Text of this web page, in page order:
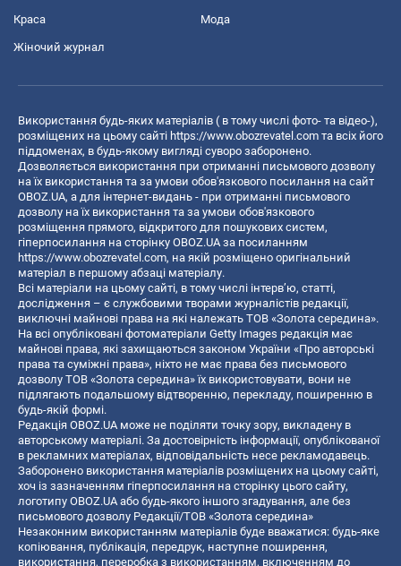
Краса Мода
Жіночий журнал
Використання будь-яких матеріалів ( в тому числі фото- та відео-),
розміщених на цьому сайті https://www.obozrevatel.com та всіх його
піддоменах, в будь-якому вигляді суворо заборонено.
Дозволяється використання при отриманні письмового дозволу
на їх використання та за умови обов'язкового посилання на сайт
OBOZ.UA, а для інтернет-видань - при отриманні письмового
дозволу на їх використання та за умови обов'язкового
розміщення прямого, відкритого для пошукових систем,
гіперпосилання на сторінку OBOZ.UA за посиланням
https://www.obozrevatel.com, на якій розміщено оригінальний
матеріал в першому абзаці матеріалу.
Всі матеріали на цьому сайті, в тому числі інтерв’ю, статті,
дослідження – є службовими творами журналістів редакції,
виключні майнові права на які належать ТОВ «Золота середина».
На всі опубліковані фотоматеріали Getty Images редакція має
майнові права, які захищаються законом України «Про авторські
права та суміжні права», ніхто не має права без письмового
дозволу ТОВ «Золота середина» їх використовувати, вони не
підлягають подальшому відтворенню, перекладу, поширенню в
будь-якій формі.
Редакція OBOZ.UA може не поділяти точку зору, викладену в
авторському матеріалі. За достовірність інформації, опублікованої
в рекламних матеріалах, відповідальність несе рекламодавець.
Заборонено використання матеріалів розміщених на цьому сайті,
хоч із зазначенням гіперпосилання на сторінку цього сайту,
логотипу OBOZ.UA або будь-якого іншого згадування, але без
письмового дозволу Редакції/ТОВ «Золота середина»
Незаконним використанням матеріалів буде вважатися: будь-яке
копiювання, публiкацiя, передрук, наступне поширення,
використання, переробка з використанням, включенням до